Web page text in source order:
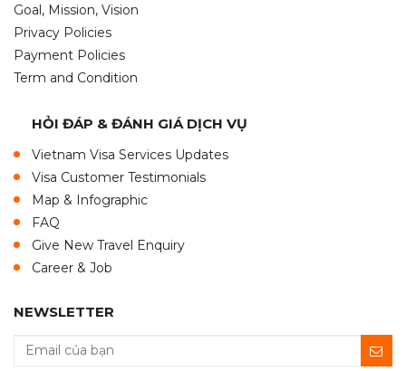
Goal, Mission, Vision
Privacy Policies
Payment Policies
Term and Condition
HỎI ĐÁP & ĐÁNH GIÁ DỊCH VỤ
Vietnam Visa Services Updates
Visa Customer Testimonials
Map & Infographic
FAQ
Give New Travel Enquiry
Career & Job
NEWSLETTER